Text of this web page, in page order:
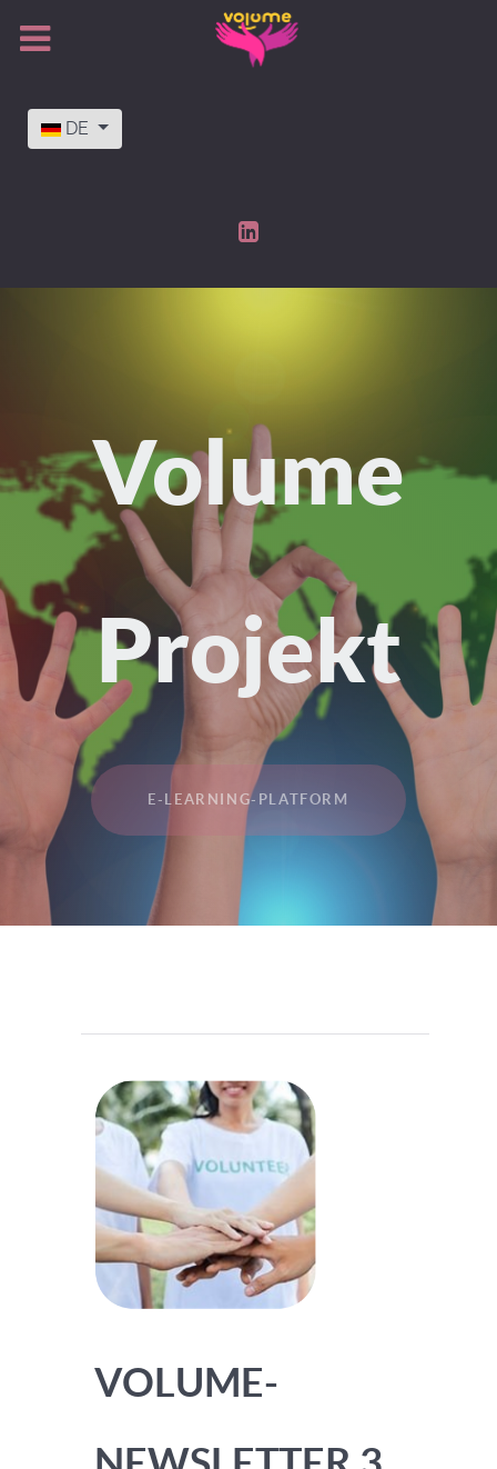
Sprache auswählen
DE
Volume
Projekt
E-LEARNING-PLATFORM
VOLUME-